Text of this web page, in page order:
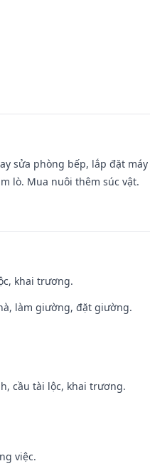
sửa phòng bếp, lắp đặt
lò. Mua nuôi thêm súc vật.
khai trương.
làm giường, đặt giường.
cầu tài lộc, khai trương.
việc.